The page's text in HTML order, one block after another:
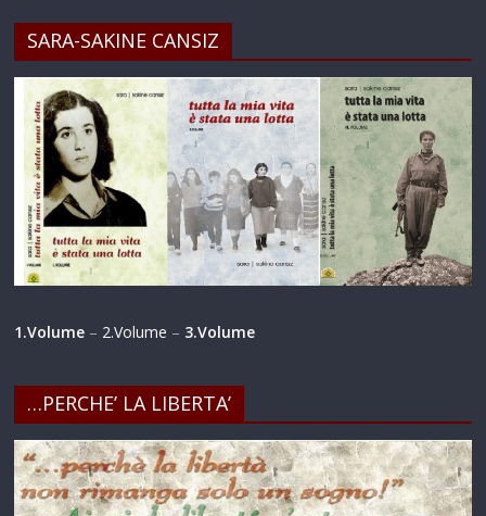
SARA-SAKINE CANSIZ
1.Volume – 2.Volume – 3.Volume
…PERCHE’ LA LIBERTA’